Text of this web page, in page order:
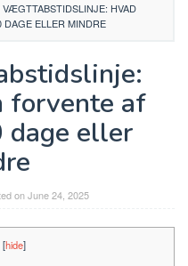
VÆGTTABSTIDSLINJE: HVAD
DAGE ELLER MINDRE
forvente af
dage eller
onJune 24, 2025
[hide]